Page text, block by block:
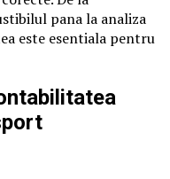
pana la analiza
este esentiala pentru